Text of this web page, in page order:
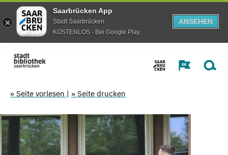
Saarbrücken App
Stadt Saarbrücken
KOSTENLOS - Bei Google Play
ANSEHEN
» Seite vorlesen | » Seite drucken